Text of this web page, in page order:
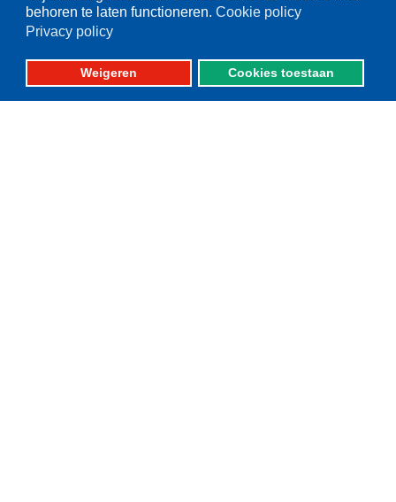
behoren te laten functioneren. Cookie policy
Privacy policy
Weigeren Cookies toestaan
Belangrijke thema's
Aanlandplicht